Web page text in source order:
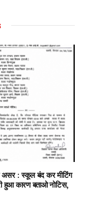
: स्कूल बंद कर मीटिंग
हुआ कारण बताओ नोटिस,